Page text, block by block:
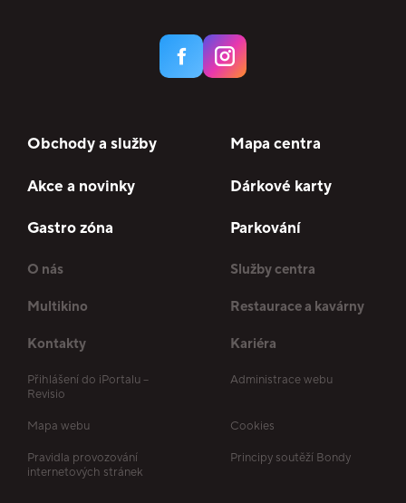
Obchody a služby Mapa centra
Akce a novinky Dárkové karty
Gastro zóna Parkování
O nás Služby centra
Multikino Restaurace a kavárny
Kontakty Kariéra
Přihlášení do iPortalu –
Revisio
Administrace webu
Mapa webu Cookies
Pravidla provozování
internetových stránek
Principy soutěží Bondy